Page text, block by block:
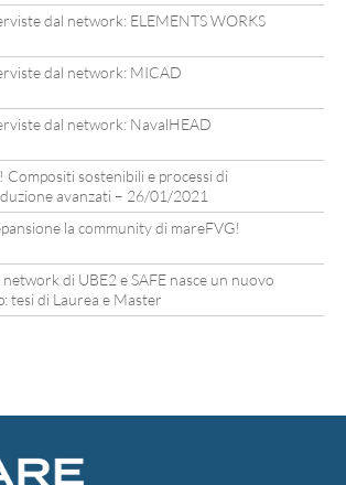
dal network: ELEMENTS WORKS
dal network: MICAD
dal network: NavalHEAD
Compositi sostenibili e processi di
avanzati – 26/01/2021
la community di mareFVG!
network di UBE2 e SAFE nasce un nuovo
tesi di Laurea e Master